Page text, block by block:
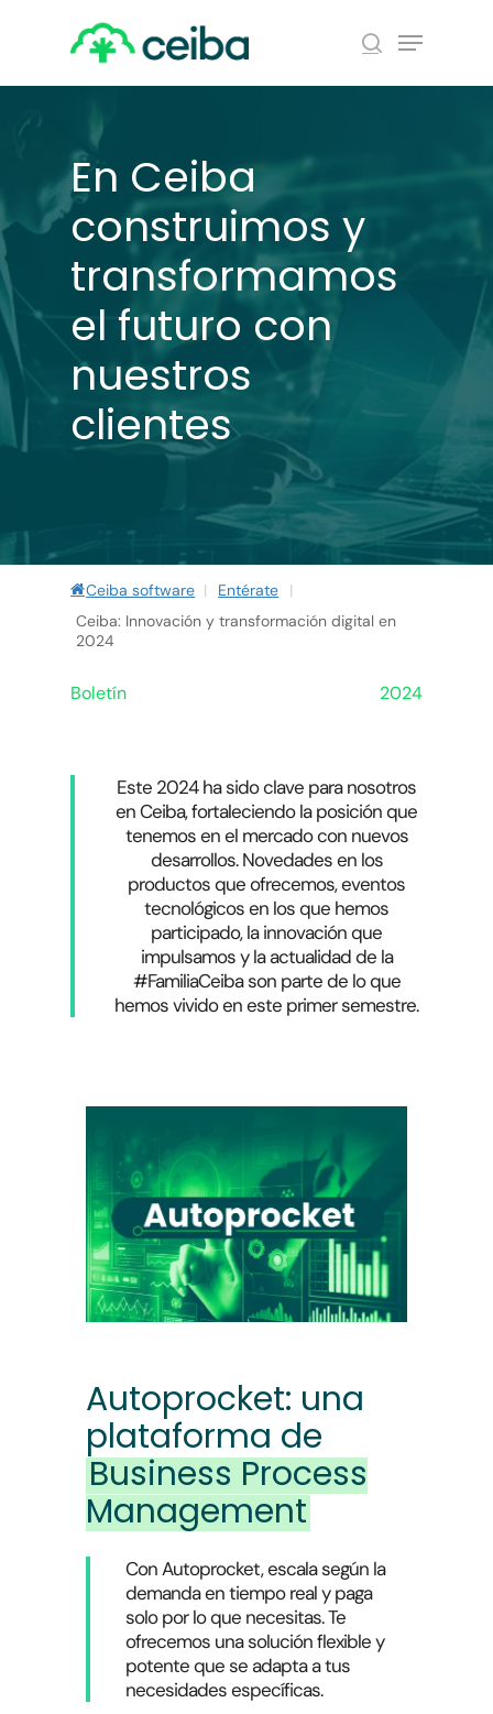
search
Menu
En Ceiba
construimos y
transformamos
el futuro con
nuestros
clientes
Ceiba software | Entérate
|
Ceiba: Innovación y transformación digital en
2024
Boletín 2024
Este 2024 ha sido clave para nosotros
en Ceiba, fortaleciendo la posición que
tenemos en el mercado con nuevos
desarrollos. Novedades en los
productos que ofrecemos, eventos
tecnológicos en los que hemos
participado, la innovación que
impulsamos y la actualidad de la
#FamiliaCeiba son parte de lo que
hemos vivido en este primer semestre.
Autoprocket: una
plataforma de
Business Process
Management
Con Autoprocket, escala según la
demanda en tiempo real y paga
solo por lo que necesitas. Te
ofrecemos una solución flexible y
potente que se adapta a tus
necesidades específicas.
Menu